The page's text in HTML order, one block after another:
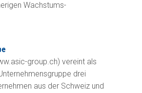
Wachstums-
group.ch) vereint als
drei
aus der Schweiz und